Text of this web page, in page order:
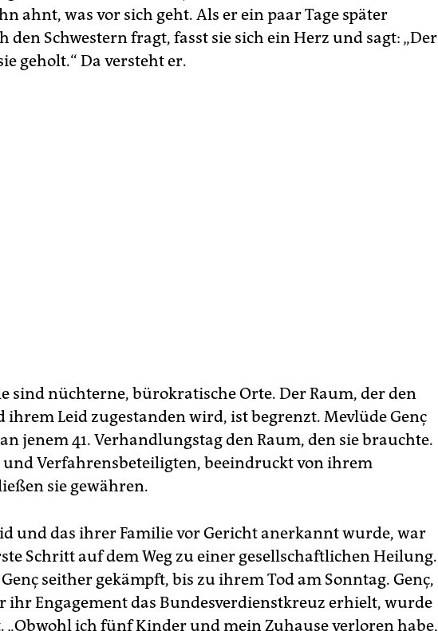
ahnt, was vor sich geht. Als er ein paar Tage später
den Schwestern fragt, fasst sie sich ein Herz und sagt: „Der
geholt.“ Da versteht er.
sind nüchterne, bürokratische Orte. Der Raum, der den
ihrem Leid zugestanden wird, ist begrenzt. Mevlüde Genç
jenem 41. Verhandlungstag den Raum, den sie brauchte.
und Verfahrensbeteiligten, beeindruckt von ihrem
sie gewähren.
und das ihrer Familie vor Gericht anerkannt wurde, war
Schritt auf dem Weg zu einer gesellschaftlichen Heilung.
seither gekämpft, bis zu ihrem Tod am Sonntag. Genç,
ihr Engagement das Bundesverdienstkreuz erhielt, wurde
„Obwohl ich fünf Kinder und mein Zuhause verloren habe,